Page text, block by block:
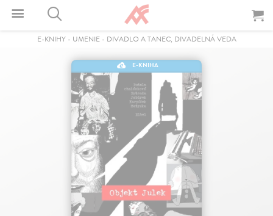
E-KNIHY- UMENIE- DIVADLO A TANEC, DIVADELNÁ VEDA
E-KNIHA